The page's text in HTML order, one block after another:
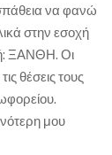
να φανώ
στην εσοχή
ΞΑΝΘΗ. Οι
θέσεις τους
μου